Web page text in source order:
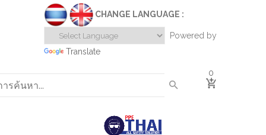
CHANGE LANGUAGE :
Powered by
Translate
0